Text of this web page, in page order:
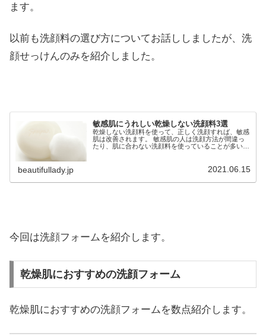
ます。
以前も洗顔料の選び方についてお話ししましたが、洗
顔せっけんのみを紹介しました。
敏感肌にうれしい乾燥しない洗顔料3選
乾燥しない洗顔料を使って、正しく洗顔すれば、敏感
肌は改善されます。 敏感肌の人は洗顔方法が間違っ
たり、肌に合わない洗顔料を使っていることが多いの
beautifullady.jp 2021.06.15
今回は洗顔フォームを紹介します。
乾燥肌におすすめの洗顔フォーム
乾燥肌におすすめの洗顔フォームを数点紹介します。